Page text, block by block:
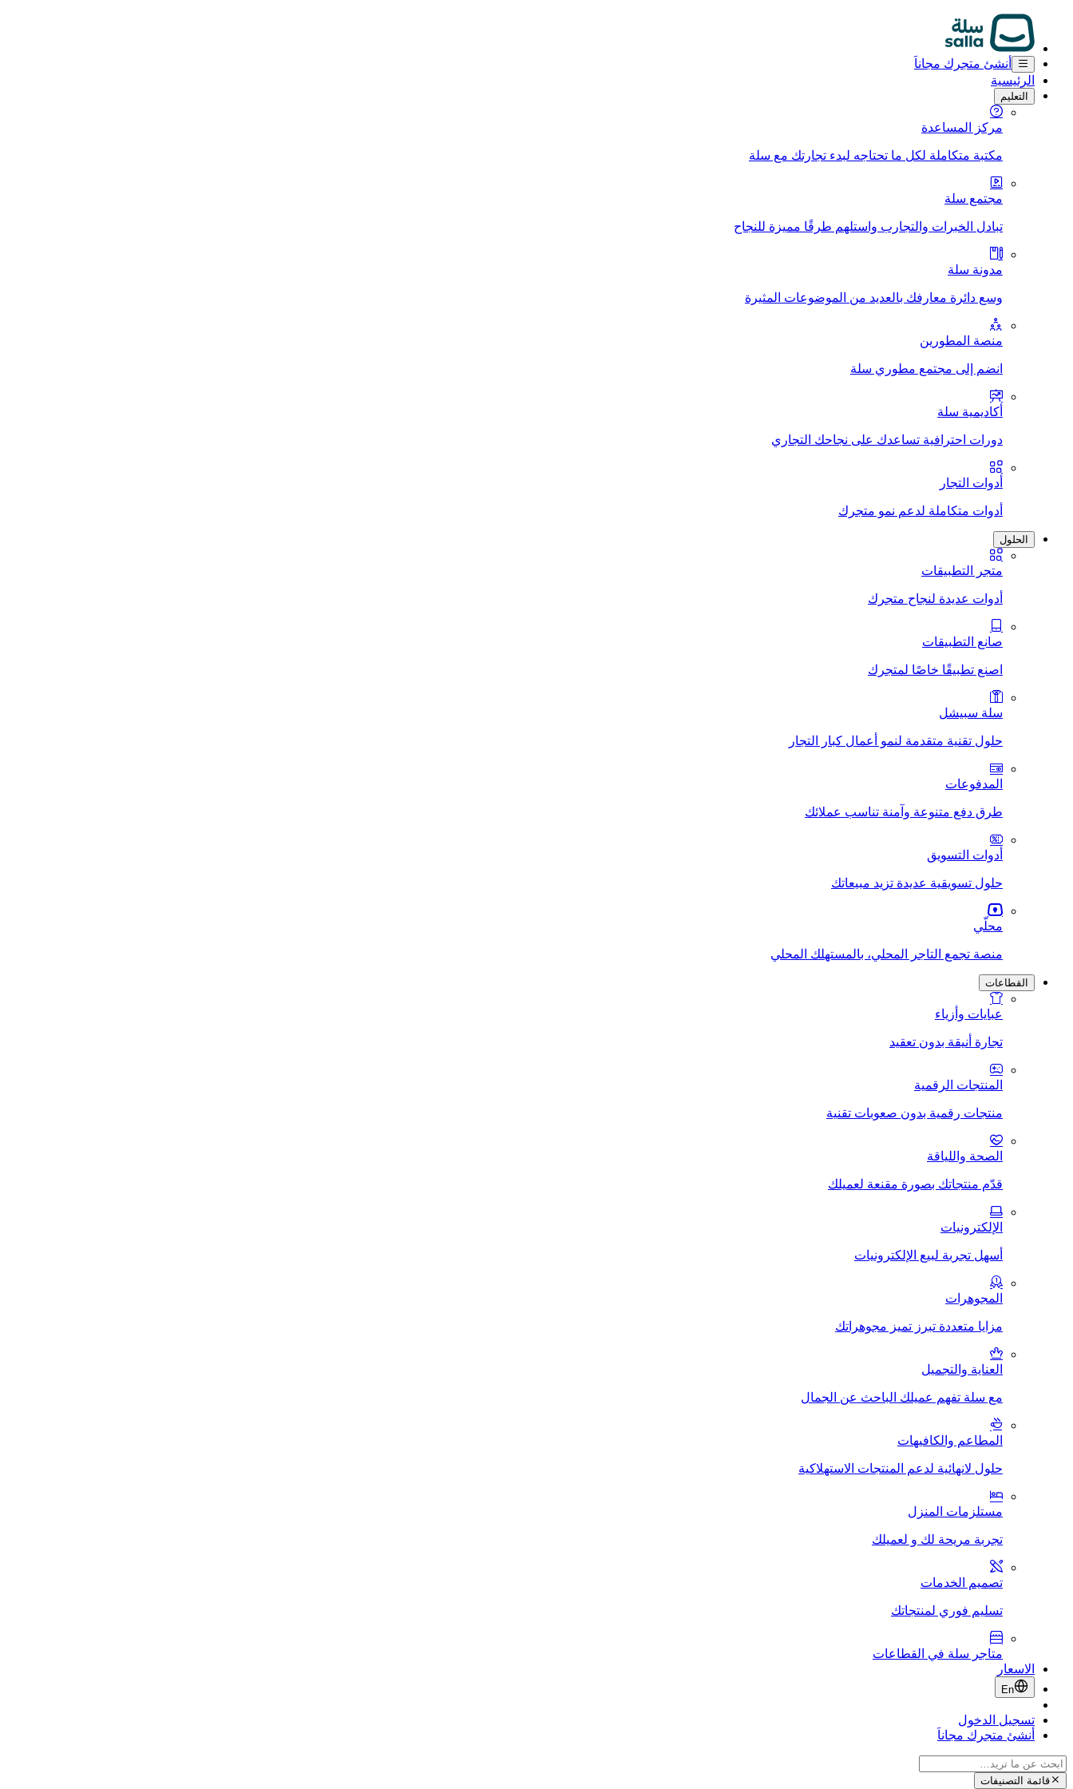
أنشئ متجرك مجاناَ
الرئيسية
التعليم
مركز المساعدة
مكتبة متكاملة لكل ما تحتاجه لبدء تجارتك مع سلة
مجتمع سلة
تبادل الخبرات والتجارب واستلهم طرقًا مميزة للنجاح
مدونة سلة
وسع دائرة معارفك بالعديد من الموضوعات المثيرة
منصة المطورين
انضم إلى مجتمع مطوري سلة
أكاديمية سلة
دورات احترافية تساعدك على نجاحك التجاري
أدوات التجار
أدوات متكاملة لدعم نمو متجرك
الحلول
متجر التطبيقات
أدوات عديدة لنجاح متجرك
صانع التطبيقات
اصنع تطبيقًا خاصًا لمتجرك
سلة سبيشل
حلول تقنية متقدمة لنمو أعمال كبار التجار
المدفوعات
طرق دفع متنوعة وآمنة تناسب عملائك
أدوات التسويق
حلول تسويقية عديدة تزيد مبيعاتك
محلّي
منصة تجمع التاجر المحلي، بالمستهلك المحلي
القطاعات
عبايات وأزياء
تجارة أنيقة بدون تعقيد
المنتجات الرقمية
منتجات رقمية بدون صعوبات تقنية
الصحة واللياقة
قدّم منتجاتك بصورة مقنعة لعميلك
الإلكترونيات
أسهل تجربة لبيع الإلكترونيات
المجوهرات
مزايا متعددة تبرز تميز مجوهراتك
العناية والتجميل
مع سلة تفهم عميلك الباحث عن الجمال
المطاعم والكافيهات
حلول لانهائية لدعم المنتجات الاستهلاكية
مستلزمات المنزل
تجربة مريحة لك و لعميلك
تصميم الخدمات
تسليم فوري لمنتجاتك
متاجر سلة في القطاعات
الاسعار
En
تسجيل الدخول
أنشئ متجرك مجاناَ
قائمة التصنيفات